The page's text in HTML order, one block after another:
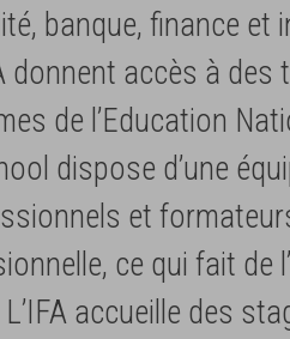
banque, finance et
donnent accès à
de l’Education
dispose d’une
et
ce qui fait de
accueille des